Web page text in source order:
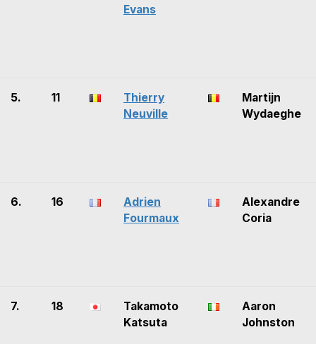
Evans
5. 11
Thierry
Neuville
Martijn
Wydaeghe
6. 16
Adrien
Fourmaux
Alexandre
Coria
7. 18
Takamoto
Katsuta
Aaron
Johnston